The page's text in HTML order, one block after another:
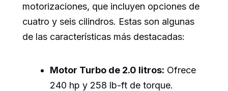
motorizaciones, que incluyen opciones de
cuatro y seis cilindros. Estas son algunas
de las características más destacadas:
Motor Turbo de 2.0 litros: Ofrece
240 hp y 258 lb-ft de torque.